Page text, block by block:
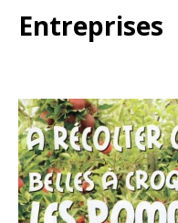
Entreprises